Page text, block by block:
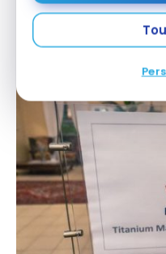
Plusieurs petites
pour remercier la
Marriott Bonvoy !